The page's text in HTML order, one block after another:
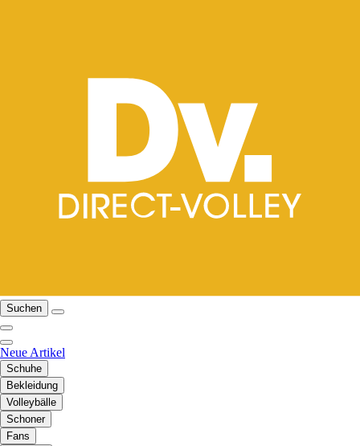
Suchen
Neue Artikel
Schuhe
Bekleidung
Volleybälle
Schoner
Fans